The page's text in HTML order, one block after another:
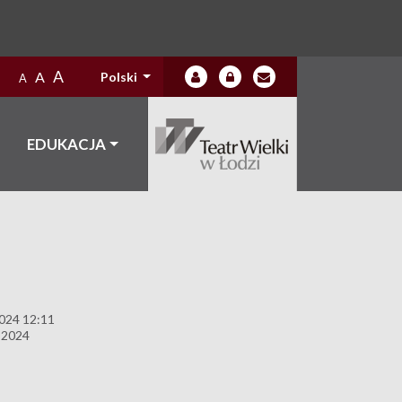
A A A Polski
EDUKACJA
12:11